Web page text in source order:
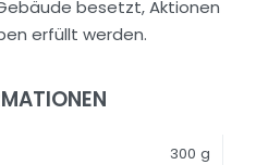
besetzt, Aktionen
erfüllt werden.
300 g